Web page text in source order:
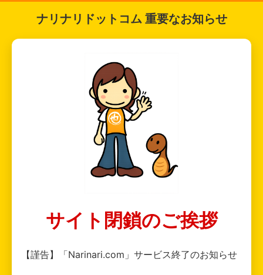
ナリナリドットコム 重要なお知らせ
サイト閉鎖のご挨拶
【謹告】「Narinari.com」サービス終了のお知らせ